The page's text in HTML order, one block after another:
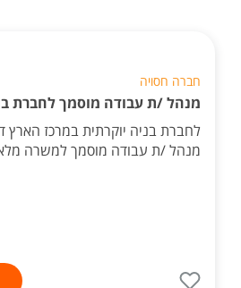
חברה חסויה
מנהל /ת עבודה מוסמך לחברת
לחברת בניה יוקרתית במרכז הארץ
מנהל /ת עבודה מוסמך למשרה